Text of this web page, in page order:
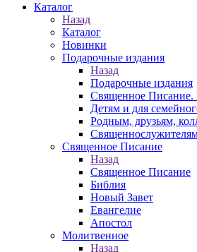
Каталог
Назад
Каталог
Новинки
Подарочные издания
Назад
Подарочные издания
Священное
Детям и для
Родным, друзьям,
Священное Писание
Назад
Священное Писание
Библия
Новый Завет
Евангелие
Апостол
Молитвенное
Назад